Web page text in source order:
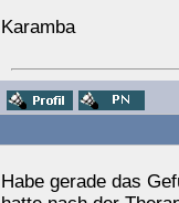
Karamba
Habe gerade das